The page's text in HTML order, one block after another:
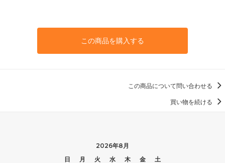
この商品を購入する
この商品について問い合わせる
買い物を続ける
2026年8月
日
月 火 水 木 金
土